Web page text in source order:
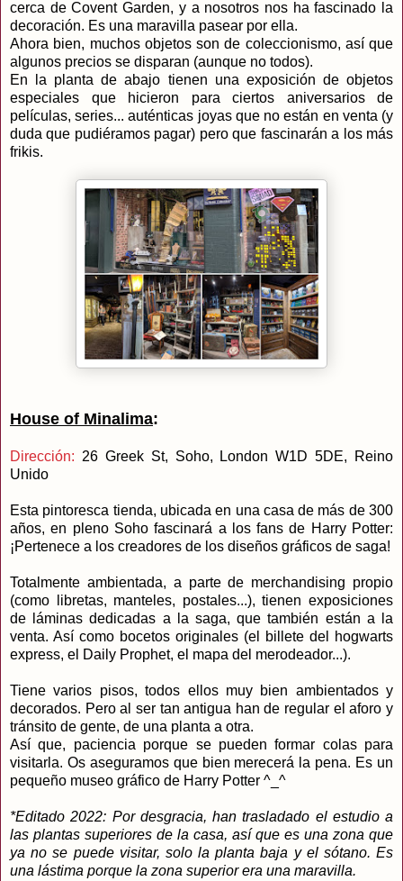
cerca de Covent Garden, y a nosotros nos ha fascinado la
decoración. Es una maravilla pasear por ella.
Ahora bien, muchos objetos son de coleccionismo, así que
algunos precios se disparan (aunque no todos).
En la planta de abajo tienen una exposición de objetos
especiales que hicieron para ciertos aniversarios de
películas, series... auténticas joyas que no están en venta (y
duda que pudiéramos pagar) pero que fascinarán a los más
frikis.
House of Minalima:
Dirección: 26 Greek St, Soho, London W1D 5DE, Reino
Unido
Esta pintoresca tienda, ubicada en una casa de más de 300
años, en pleno Soho fascinará a los fans de Harry Potter:
¡Pertenece a los creadores de los diseños gráficos de saga!
Totalmente ambientada, a parte de merchandising propio
(como libretas, manteles, postales...), tienen exposiciones
de láminas dedicadas a la saga, que también están a la
venta. Así como bocetos originales (el billete del hogwarts
express, el Daily Prophet, el mapa del merodeador...).
Tiene varios pisos, todos ellos muy bien ambientados y
decorados. Pero al ser tan antigua han de regular el aforo y
tránsito de gente, de una planta a otra.
Así que, paciencia porque se pueden formar colas para
visitarla. Os aseguramos que bien merecerá la pena. Es un
pequeño museo gráfico de Harry Potter ^_^
*Editado 2022: Por desgracia, han trasladado el estudio a
las plantas superiores de la casa, así que es una zona que
ya no se puede visitar, solo la planta baja y el sótano. Es
una lástima porque la zona superior era una maravilla.